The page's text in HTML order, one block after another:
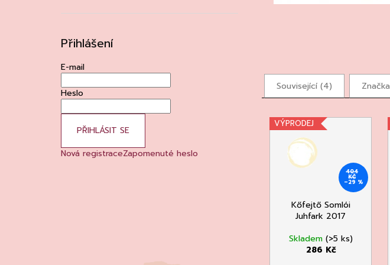
Přihlášení
E-mail
Heslo
PŘIHLÁSIT SE
Nová registraceZapomenuté heslo
Související (4) Značka
VÝPRODEJ
404
KČ
–29 %
Kőfejtő Somlói
Juhfark 2017
Skladem (>5 ks)
286 Kč